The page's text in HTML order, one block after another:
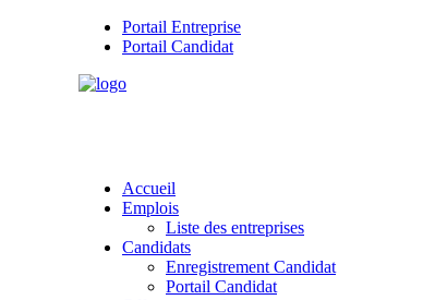
Portail Entreprise
Portail Candidat
Accueil
Emplois
Liste des entreprises
Candidats
Enregistrement Candidat
Portail Candidat